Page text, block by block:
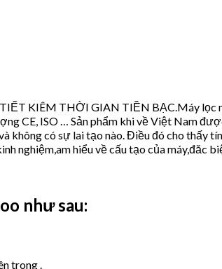
KIÊM THỜI GIAN TIỀN BẠC.Máy lọc
CE, ISO … Sản phẩm khi về Việt Nam
không có sự lai tạo nào. Điều đó cho thấy
nghiệm,am hiểu về cấu tạo của máy,đăc
như sau:
trong.